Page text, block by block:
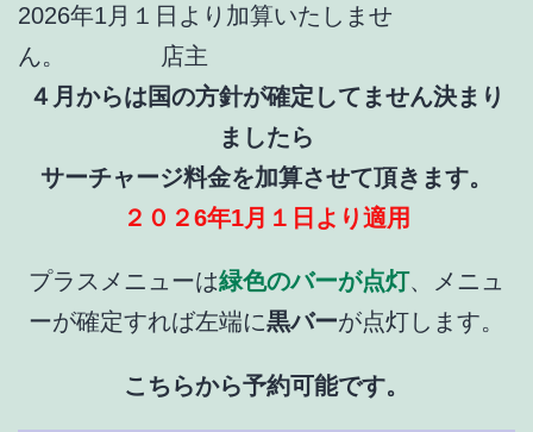
2026年1月１日より加算いたしませ
ん。 店主
４月からは国の方針が確定してません決まり
ましたら
サーチャージ料金を加算させて頂きます。
２０２6年1月１日より適用
プラスメニューは緑色のバーが点灯、メニュ
ーが確定すれば左端に黒バーが点灯します。
こちらから予約可能です。